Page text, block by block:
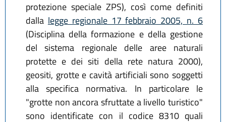
protezione speciale ZPS), così come definiti
dalla legge regionale 17 febbraio 2005, n. 6
(Disciplina della formazione e della gestione
del sistema regionale delle aree naturali
protette e dei siti della rete natura 2000),
geositi, grotte e cavità artificiali sono soggetti
alla specifica normativa. In particolare le
"grotte non ancora sfruttate a livello turistico"
sono identificate con il codice 8310 quali